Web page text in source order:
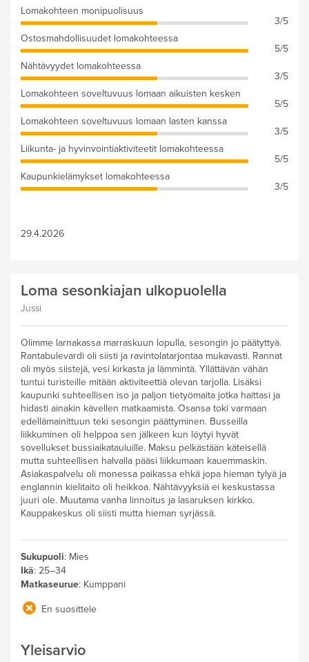
Lomakohteen monipuolisuus
3/5
Ostosmahdollisuudet lomakohteessa
5/5
Nähtävyydet lomakohteessa
3/5
Lomakohteen soveltuvuus lomaan aikuisten kesken
5/5
Lomakohteen soveltuvuus lomaan lasten kanssa
3/5
Liikunta- ja hyvinvointiaktiviteetit lomakohteessa
5/5
Kaupunkielämykset lomakohteessa
3/5
29.4.2026
Loma sesonkiajan ulkopuolella
Jussi
Olimme larnakassa marraskuun lopulla, sesongin jo päätyttyä.
Rantabulevardi oli siisti ja ravintolatarjontaa mukavasti. Rannat
oli myös siistejä, vesi kirkasta ja lämmintä. Yllättävän vähän
tuntui turisteille mitään aktiviteettiä olevan tarjolla. Lisäksi
kaupunki suhteellisen iso ja paljon tietyömaita jotka haittasi ja
hidasti ainakin kävellen matkaamista. Osansa toki varmaan
edellämainittuun teki sesongin päättyminen. Busseilla
liikkuminen oli helppoa sen jälkeen kun löytyi hyvät
sovellukset bussiaikatauluille. Maksu pelkästään käteisellä
mutta suhteellisen halvalla pääsi liikkumaan kauemmaskin.
Asiakaspalvelu oli monessa paikassa ehkä jopa hieman tylyä ja
englannin kielitaito oli heikkoa. Nähtävyyksiä ei keskustassa
juuri ole. Muutama vanha linnoitus ja lasaruksen kirkko.
Kauppakeskus oli siisti mutta hieman syrjässä.
Sukupuoli: Mies
Ikä: 25–34
Matkaseurue: Kumppani
En suosittele
Yleisarvio